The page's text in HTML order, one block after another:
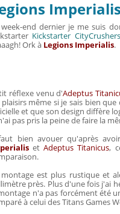
week-end dernier je me suis
Kickstarter
Ork à Legions Imperialis.
réflexe venu d'Adeptus
plaisirs même si je sais bien
et que son design diffère
pas pris la peine de faire la
bien avouer qu'après
etAdeptus Titanicus,
montage est plus rustique et
près. Plus d'une fois j'ai
n'a pas forcément été
à celui des Titans Games